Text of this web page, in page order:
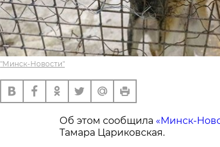
"Минск-Новости"
Об этом сообщила «Минск-
Тамара Цариковская.